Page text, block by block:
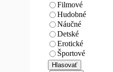
Filmové
Hudobné
Náučné
Detské
Erotické
Športové